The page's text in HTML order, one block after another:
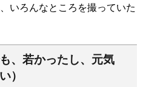
いろんなところを撮っていた
、若かったし、元気
）